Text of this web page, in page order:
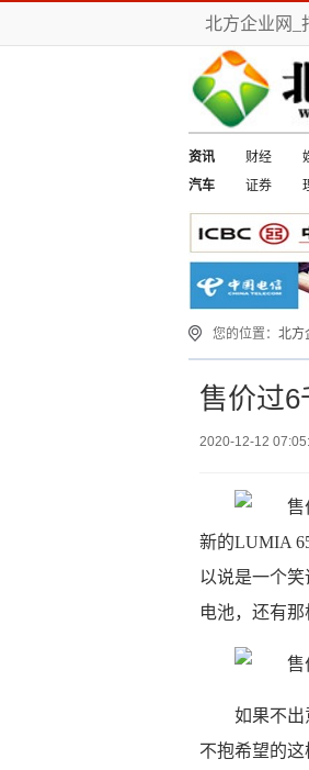
北方企业网_
资讯 财经
汽车
证券
您的位置： 北方
售价过6
2020-12-12
新的LUMIA
以说是一个笑
电池，还有
如果不出
不抱希望的